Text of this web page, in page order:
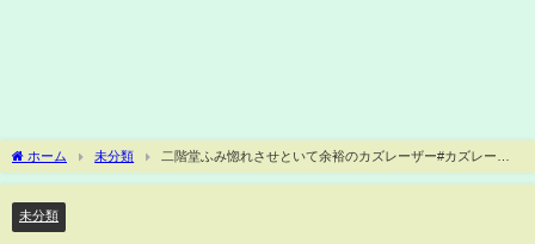
ホーム 未分類
二階堂ふみ惚れさせといて余裕のカズレーザー#カズレーザ
ー #二階堂ふみ #恋愛 #爆笑
未分類